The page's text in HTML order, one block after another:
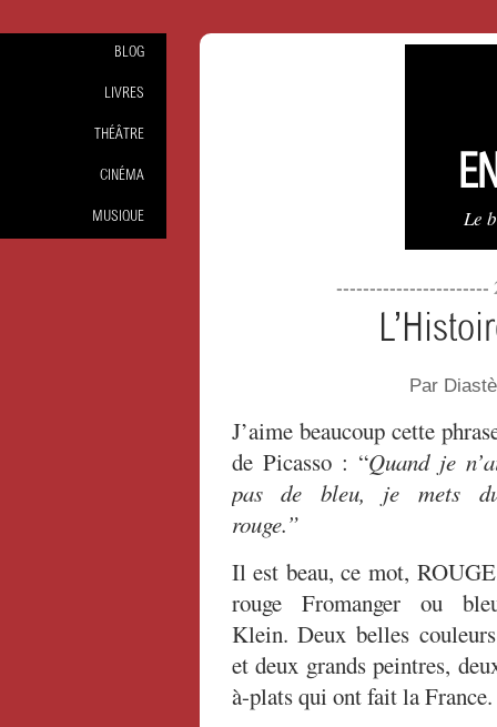
Le
-----------------------
Par
J’aime beaucoup cette
de Picasso : “Quand je
pas de bleu, je mets
rouge.”
Il est beau, ce mot,
rouge Fromanger ou
Klein. Deux belles
et deux grands peintres,
à-plats qui ont fait la France.
BLOG
LIVRES
THÉÂTRE
CINÉMA
MUSIQUE